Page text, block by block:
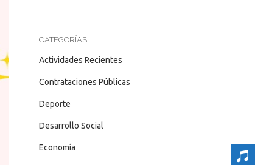
CATEGORÍAS
Actividades Recientes
Contrataciones Públicas
Deporte
Desarrollo Social
Economía